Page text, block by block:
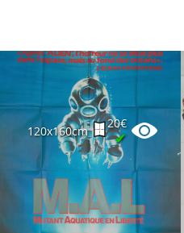
120x160cm
20€
✔